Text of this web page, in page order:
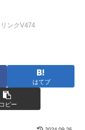
リンクV474
はてブ
コピー